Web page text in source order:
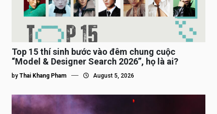
Top 15 thí sinh bước vào đêm chung cuộc
“Model & Designer Search 2026”, họ là ai?
by Thai Khang Pham August 5, 2026